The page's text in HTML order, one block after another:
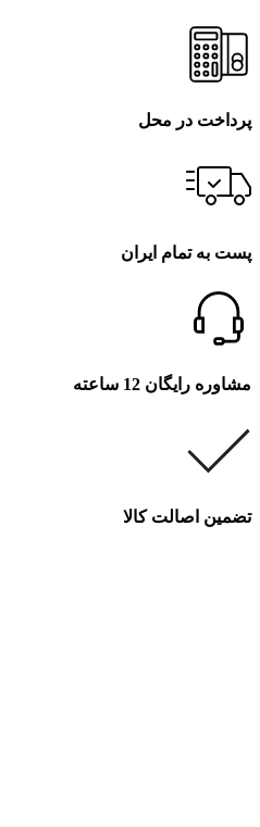
پرداخت در محل
پست به تمام ایران
مشاوره رایگان 12 ساعته
تضمین اصالت کالا